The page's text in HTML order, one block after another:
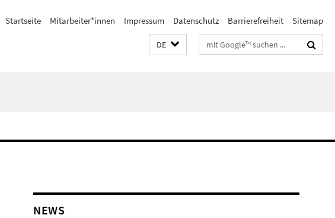
Startseite Mitarbeiter*innen Impressum Datenschutz Barrierefreiheit Sitemap
DE Suchbegriffe
NEWS